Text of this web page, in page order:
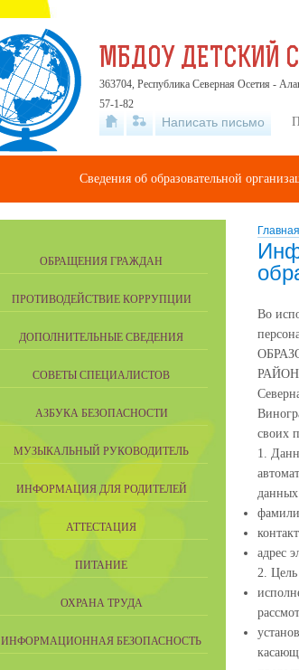
Главная
Во
своих
1.
адрес
2.
ОБРАЩЕНИЯ ГРАЖДАН
ПРОТИВОДЕЙСТВИЕ КОРРУПЦИИ
ДОПОЛНИТЕЛЬНЫЕ СВЕДЕНИЯ
СОВЕТЫ СПЕЦИАЛИСТОВ
АЗБУКА БЕЗОПАСНОСТИ
МУЗЫКАЛЬНЫЙ РУКОВОДИТЕЛЬ
ИНФОРМАЦИЯ ДЛЯ РОДИТЕЛЕЙ
АТТЕСТАЦИЯ
ПИТАНИЕ
ОХРАНА ТРУДА
ИНФОРМАЦИОННАЯ БЕЗОПАСНОСТЬ
МБДОУ ДЕТСКИЙ
363704, Республика Северная Осетия -
57-1-82
Написать письмо
Сведения об образовательной